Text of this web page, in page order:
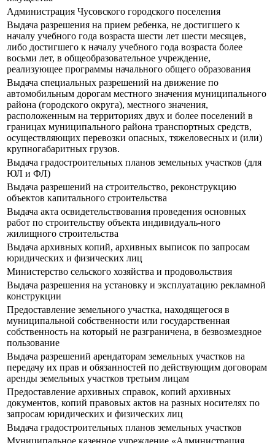
Администрация Чусовского городского поселения
Выдача разрешения на прием ребенка, не достигшего к
началу учебного года возраста шести лет шести месяцев,
либо достигшего к началу учебного года возраста более
восьми лет, в общеобразовательное учреждение,
реализующее программы начального общего образования
Выдача специальных разрешений на движение по
автомобильным дорогам местного значения муниципального
района (городского округа), местного значения,
расположенным на территориях двух и более поселений в
границах муниципального района транспортных средств,
осуществляющих перевозки опасных, тяжеловесных и (или)
крупногабаритных грузов.
Выдача градостроительных планов земельных участков (для
ЮЛ и ФЛ)
Выдача разрешений на строительство, реконструкцию
объектов капитального строительства
Выдача акта освидетельствования проведения основных
работ по строительству объекта индивидуаль-ного
жилищного строительства
Выдача архивных копий, архивных выписок по запросам
юридических и физических лиц
Министерство сельского хозяйства и продовольствия
Выдача разрешения на установку и эксплуатацию рекламной
конструкции
Предоставление земельного участка, находящегося в
муниципальной собственности или государственная
собственность на который не разграничена, в безвозмездное
пользование
Выдача разрешений арендаторам земельных участков на
передачу их прав и обязанностей по действующим договорам
аренды земельных участков третьим лицам
Предоставление архивных справок, копий архивных
документов, копий правовых актов на разных носителях по
запросам юридических и физических лиц
Выдача градостроительных планов земельных участков